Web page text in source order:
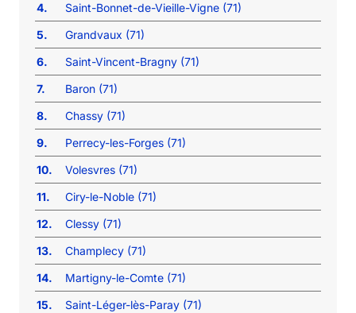
4.
Saint-Bonnet-de-Vieille-Vigne (71)
5.
Grandvaux (71)
6.
Saint-Vincent-Bragny (71)
7.
Baron (71)
8.
Chassy (71)
9.
Perrecy-les-Forges (71)
10.
Volesvres (71)
11.
Ciry-le-Noble (71)
12.
Clessy (71)
13.
Champlecy (71)
14.
Martigny-le-Comte (71)
15.
Saint-Léger-lès-Paray (71)